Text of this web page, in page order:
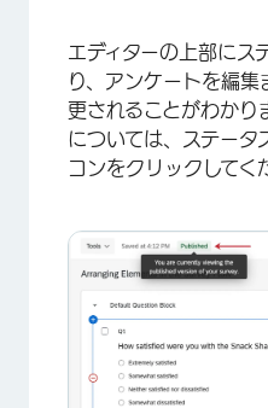
エディターの上部にス
り、アンケートを編集
更されることがわかり
については、ステータ
コンをクリックしてく